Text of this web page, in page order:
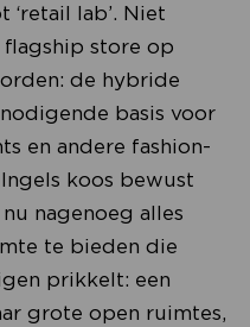
lab’. Niet
flagship store op
de hybride
basis voor
en andere fashion-
koos bewust
nagenoeg alles
te bieden die
prikkelt: een
grote open ruimtes,